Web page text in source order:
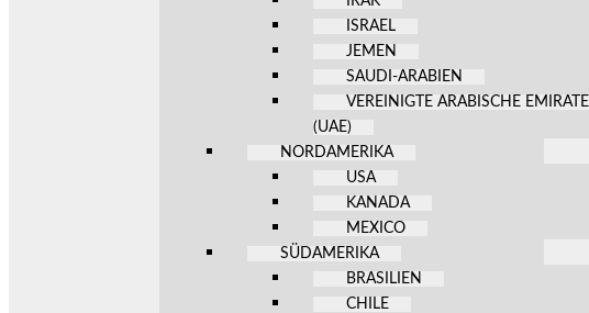
ISRAEL
JEMEN
SAUDI-ARABIEN
VEREINIGTE ARABISCHE EMIRATE
(UAE)
NORDAMERIKA
USA
KANADA
MEXICO
SÜDAMERIKA
BRASILIEN
CHILE